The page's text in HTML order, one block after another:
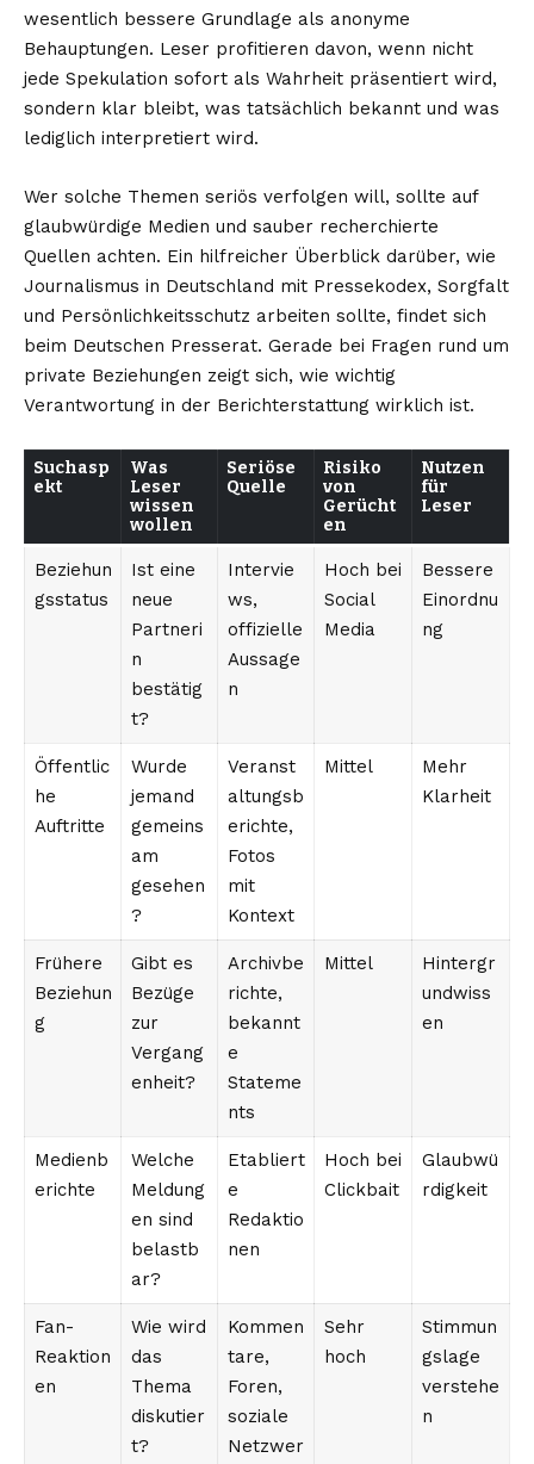
wesentlich bessere Grundlage als anonyme
Behauptungen. Leser profitieren davon, wenn nicht
jede Spekulation sofort als Wahrheit präsentiert wird,
sondern klar bleibt, was tatsächlich bekannt und was
lediglich interpretiert wird.
Wer solche Themen seriös verfolgen will, sollte auf
glaubwürdige Medien und sauber recherchierte
Quellen achten. Ein hilfreicher Überblick darüber, wie
Journalismus in Deutschland mit Pressekodex, Sorgfalt
und Persönlichkeitsschutz arbeiten sollte, findet sich
beim Deutschen Presserat. Gerade bei Fragen rund um
private Beziehungen zeigt sich, wie wichtig
Verantwortung in der Berichterstattung wirklich ist.
Suchasp
ekt
Was
Leser
wissen
wollen
Seriöse
Quelle
Risiko
von
Gerücht
en
Nutzen
für
Leser
Beziehun
gsstatus
Ist eine
neue
Partneri
n
bestätig
t?
Intervie
ws,
offizielle
Aussage
n
Hoch bei
Social
Media
Bessere
Einordnu
ng
Öffentlic
he
Auftritte
Wurde
jemand
gemeins
am
gesehen
?
Veranst
altungsb
erichte,
Fotos
mit
Kontext
Mittel
Mehr
Klarheit
Frühere
Beziehun
g
Gibt es
Bezüge
zur
Vergang
enheit?
Archivbe
richte,
bekannt
e
Stateme
nts
Mittel
Hintergr
undwiss
en
Medienb
erichte
Welche
Meldung
en sind
belastb
ar?
Etabliert
e
Redaktio
nen
Hoch bei
Clickbait
Glaubwü
rdigkeit
Fan-
Reaktion
en
Wie wird
das
Thema
diskutier
t?
Kommen
tare,
Foren,
soziale
Netzwer
Sehr
hoch
Stimmun
gslage
verstehe
n